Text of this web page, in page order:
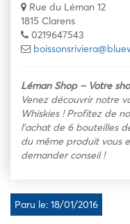
Rue du Léman 12
1815 Clarens
0219647543
Léman Shop – Votre
Venez découvrir notre
Whiskies ! Profitez de
l’achat de 6 bouteilles
du même produit vous
demander conseil !
Paru le: 18/01/2016